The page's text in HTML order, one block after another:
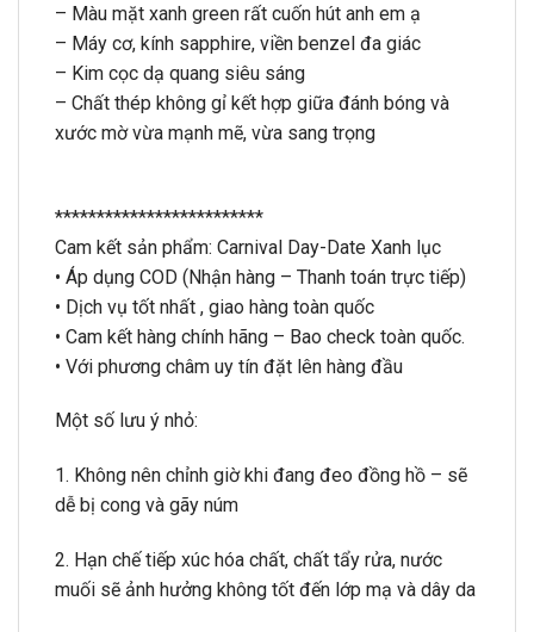
– Màu mặt xanh green rất cuốn hút anh em ạ
– Máy cơ, kính sapphire, viền benzel đa giác
– Kim cọc dạ quang siêu sáng
– Chất thép không gỉ kết hợp giữa đánh bóng và
xước mờ vừa mạnh mẽ, vừa sang trọng
*************************
Cam kết sản phẩm: Carnival Day-Date Xanh lục
• Áp dụng COD (Nhận hàng – Thanh toán trực tiếp)
• Dịch vụ tốt nhất , giao hàng toàn quốc
• Cam kết hàng chính hãng – Bao check toàn quốc.
• Với phương châm uy tín đặt lên hàng đầu
Một số lưu ý nhỏ:
1. Không nên chỉnh giờ khi đang đeo đồng hồ – sẽ
dễ bị cong và gãy núm
2. Hạn chế tiếp xúc hóa chất, chất tẩy rửa, nước
muối sẽ ảnh hưởng không tốt đến lớp mạ và dây da